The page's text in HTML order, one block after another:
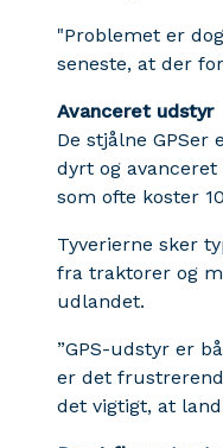
"Problemet er
seneste, at der
Avanceret udstyr
De stjålne
dyrt og
som ofte koster
Tyverierne sker
fra traktorer og
udlandet.
”GPS-udstyr er
er det
det vigtigt, at